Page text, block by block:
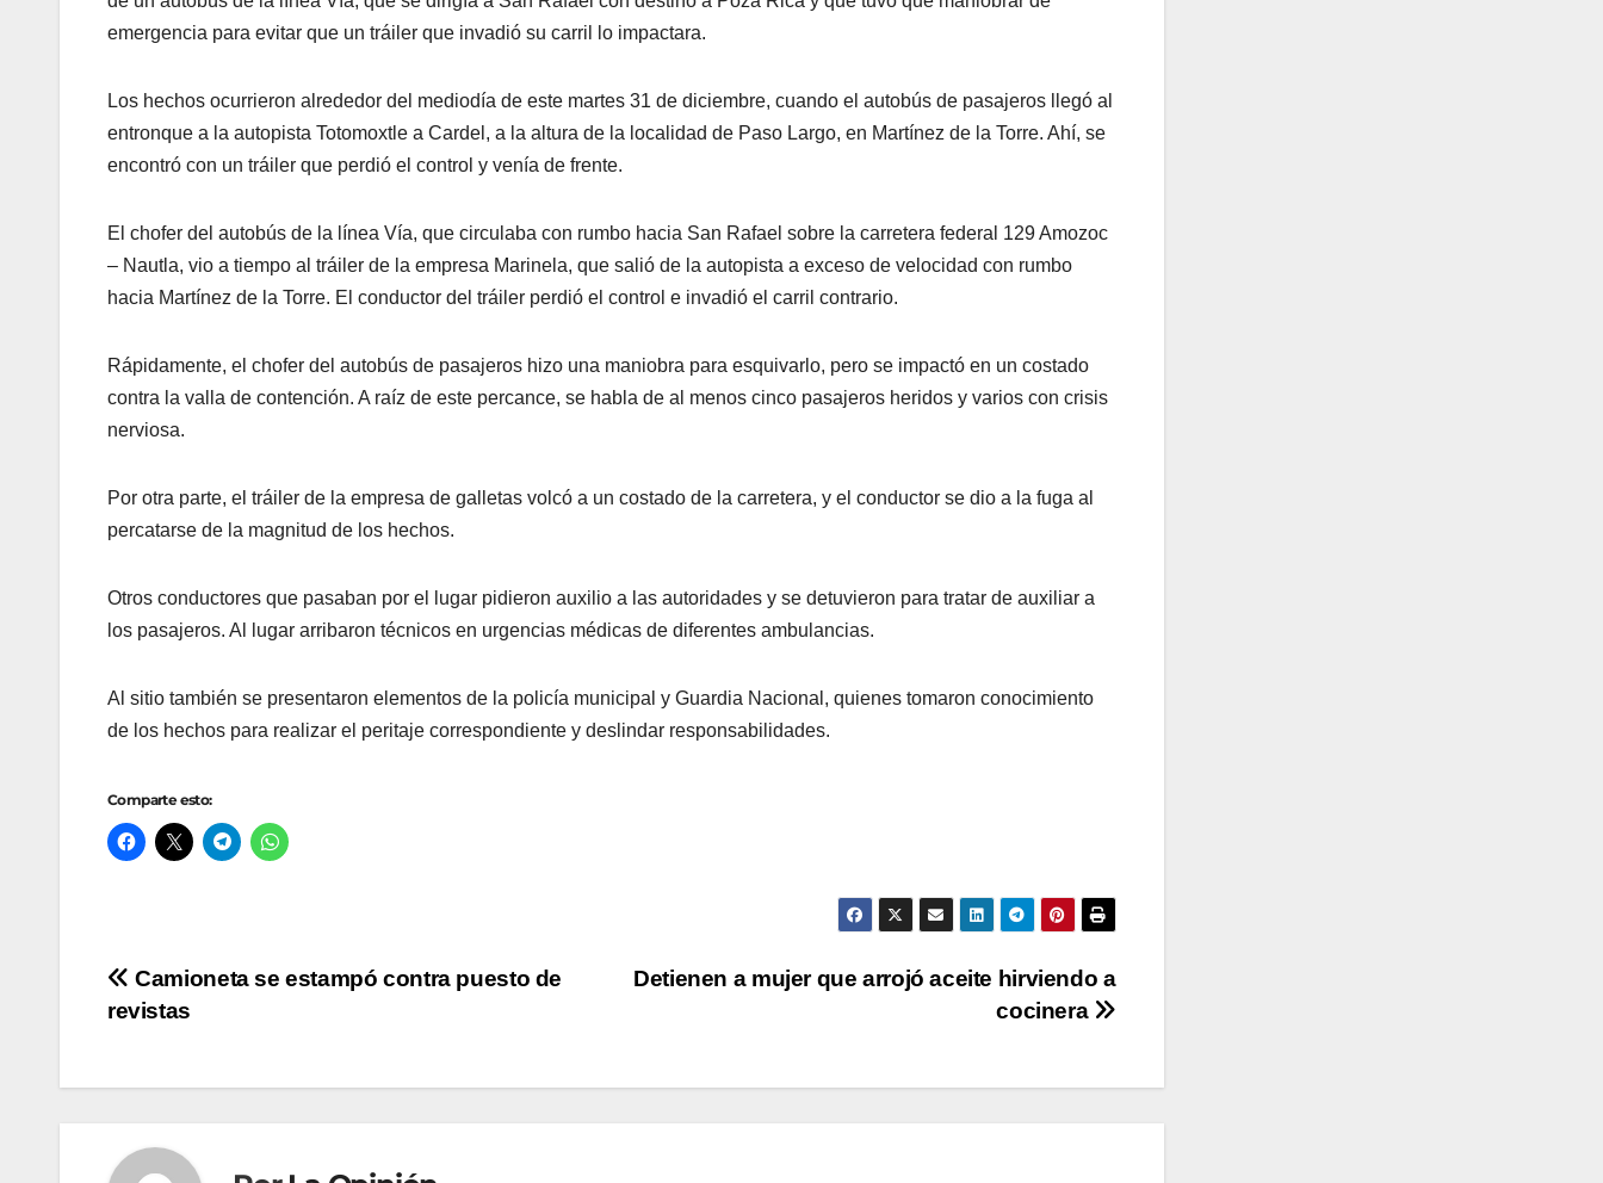
emergencia para evitar que un tráiler que invadió su carril lo impactara.
Los hechos ocurrieron alrededor del mediodía de este martes 31 de diciembre, cuando el autobús de pasajeros llegó al
entronque a la autopista Totomoxtle a Cardel, a la altura de la localidad de Paso Largo, en Martínez de la Torre. Ahí, se
encontró con un tráiler que perdió el control y venía de frente.
El chofer del autobús de la línea Vía, que circulaba con rumbo hacia San Rafael sobre la carretera federal 129 Amozoc
– Nautla, vio a tiempo al tráiler de la empresa Marinela, que salió de la autopista a exceso de velocidad con rumbo
hacia Martínez de la Torre. El conductor del tráiler perdió el control e invadió el carril contrario.
Rápidamente, el chofer del autobús de pasajeros hizo una maniobra para esquivarlo, pero se impactó en un costado
contra la valla de contención. A raíz de este percance, se habla de al menos cinco pasajeros heridos y varios con crisis
nerviosa.
Por otra parte, el tráiler de la empresa de galletas volcó a un costado de la carretera, y el conductor se dio a la fuga al
percatarse de la magnitud de los hechos.
Otros conductores que pasaban por el lugar pidieron auxilio a las autoridades y se detuvieron para tratar de auxiliar a
los pasajeros. Al lugar arribaron técnicos en urgencias médicas de diferentes ambulancias.
Al sitio también se presentaron elementos de la policía municipal y Guardia Nacional, quienes tomaron conocimiento
de los hechos para realizar el peritaje correspondiente y deslindar responsabilidades.
Comparte esto:
Navegación
entradas
Detienen a mujer que arrojó aceite hirviendo a
cocinera
Camioneta se estampó contra puesto de
revistas